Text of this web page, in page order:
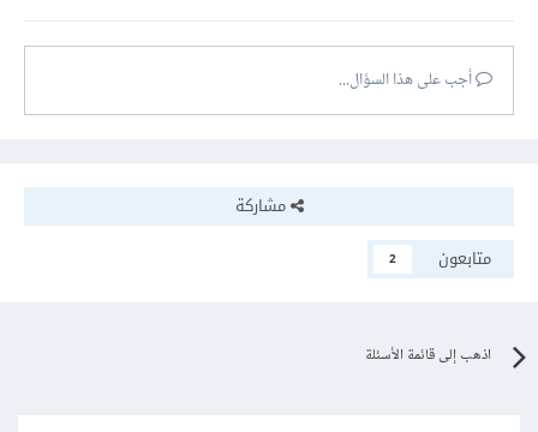
أجب على هذا السؤال...
مشاركة
متابعون
2
اذهب إلى قائمة الأسئلة